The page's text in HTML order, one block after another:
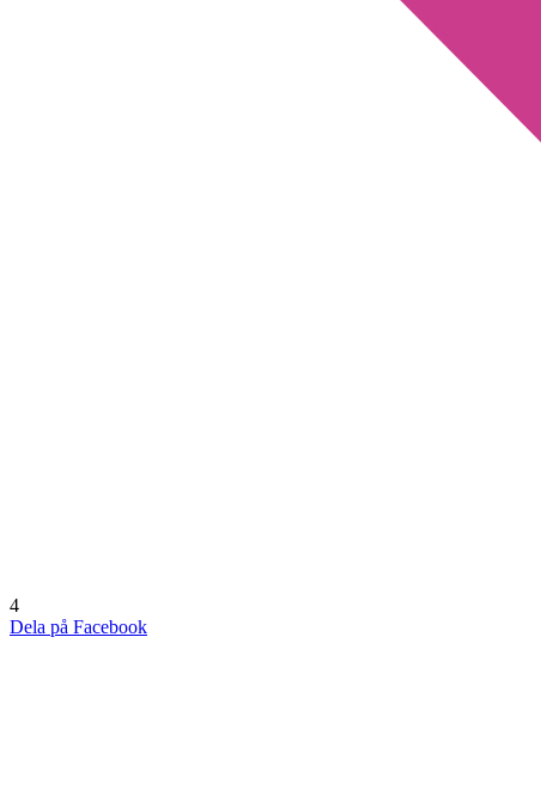
4
Dela på Facebook